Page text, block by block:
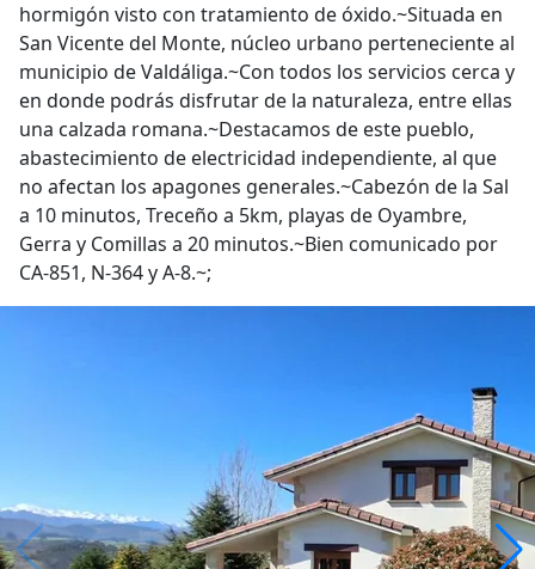
hormigón visto con tratamiento de óxido.~Situada en
San Vicente del Monte, núcleo urbano perteneciente al
municipio de Valdáliga.~Con todos los servicios cerca y
en donde podrás disfrutar de la naturaleza, entre ellas
una calzada romana.~Destacamos de este pueblo,
abastecimiento de electricidad independiente, al que
no afectan los apagones generales.~Cabezón de la Sal
a 10 minutos, Treceño a 5km, playas de Oyambre,
Gerra y Comillas a 20 minutos.~Bien comunicado por
CA-851, N-364 y A-8.~;